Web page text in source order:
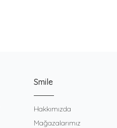
Smile
Hakkımızda
Mağazalarımız